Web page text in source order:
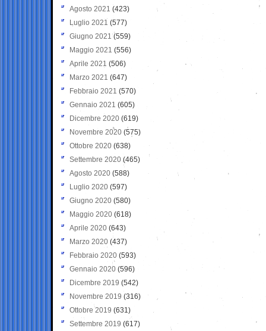
Agosto 2021 (423)
Luglio 2021 (577)
Giugno 2021(559)
Maggio 2021 (556)
Aprile 2021 (506)
Marzo 2021 (647)
Febbraio 2021 (570)
Gennaio 2021 (605)
Dicembre 2020 (619)
Novembre 2020 (575)
Ottobre 2020 (638)
Settembre 2020(465)
Agosto 2020 (588)
Luglio 2020 (597)
Giugno 2020 (580)
Maggio 2020 (618)
Aprile 2020 (643)
Marzo 2020 (437)
Febbraio 2020 (593)
Gennaio 2020 (596)
Dicembre 2019 (542)
Novembre 2019 (316)
Ottobre 2019 (631)
Settembre 2019 (617)